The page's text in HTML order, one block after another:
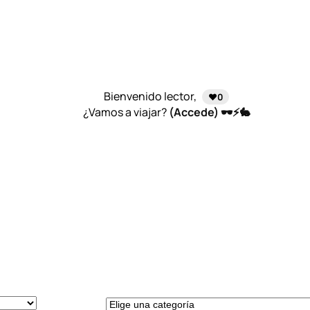
Bienvenido lector, ❤️0
¿Vamos a viajar? (Accede) 🕶️⚡🐇
E